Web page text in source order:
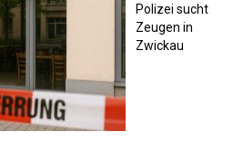
Polizei sucht
Zeugen in
Zwickau